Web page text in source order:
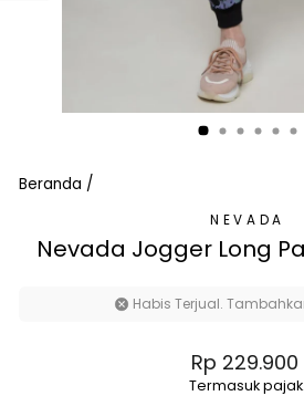
Beranda /
NEVADA
Nevada Jogger Long
Habis Terjual.
Harga
normal
Rp 229.900
Termasuk pajak.